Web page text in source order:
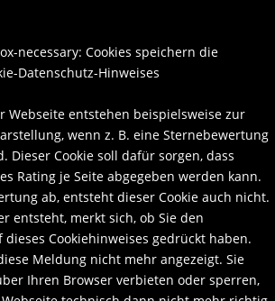
necessary: Cookies speichern die
Datenschutz-Hinweises
Webseite entstehen beispielsweise zur
wenn z. B. eine Sternebewertung
Dieser Cookie soll dafür sorgen, dass
Rating je Seite abgegeben werden kann.
ab, entsteht dieser Cookie auch nicht.
entsteht, merkt sich, ob Sie den
Cookiehinweises gedrückt haben.
Meldung nicht mehr angezeigt. Sie
Ihren Browser verbieten oder sperren,